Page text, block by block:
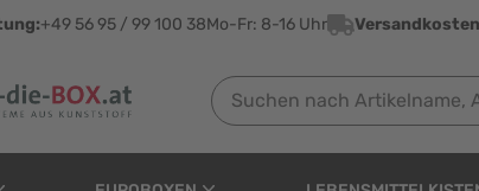
+49 56 95 / 99 100 38Mo-Fr: 8-16 Uhr
Suchen nach Artikelname,